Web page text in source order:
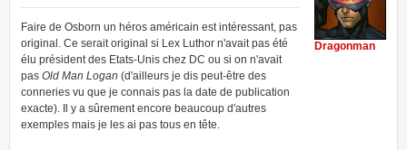
Faire de Osborn un héros américain est intéressant, pas
original. Ce serait original si Lex Luthor n'avait pas été
élu président des Etats-Unis chez DC ou si on n'avait
pas Old Man Logan (d'ailleurs je dis peut-être des
conneries vu que je connais pas la date de publication
exacte). Il y a sûrement encore beaucoup d'autres
exemples mais je les ai pas tous en tête.
Dragonman